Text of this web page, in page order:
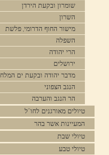
שומרון ובקעת הירדן
השרון
מישור החוף הדרומי, פלשת
השפלה
הרי יהודה
ירושלים
מדבר יהודה ובקעת ים המלח
הנגב הצפוני
הר הנגב והערבה
טיולים מאורגנים לחו"ל
המעיינות אשר בהר
טיולי שבת
טיולי טבע